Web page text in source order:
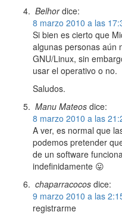
Belhor dice:
8 marzo 2010 a las
Si bien es cierto que
algunas personas aún
GNU/Linux, sin
usar el operativo o no.
Saludos.
Manu Mateos dice:
8 marzo 2010 a las
A ver, es normal que
podemos pretender
de un software
indefinidamente 😛
chaparracocos dice:
9 marzo 2010 a las
registrarme